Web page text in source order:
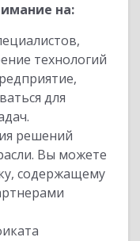
на:
технологий
для
решений
Вы можете
содержащему